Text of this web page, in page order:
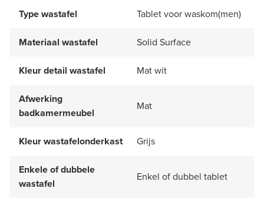
Type wastafel Tablet voor waskom(men)
Materiaal wastafel Solid Surface
Kleur detail wastafel Mat wit
Afwerking
badkamermeubel
Mat
Kleur wastafelonderkast Grijs
Enkele of dubbele
wastafel
Enkel of dubbel tablet